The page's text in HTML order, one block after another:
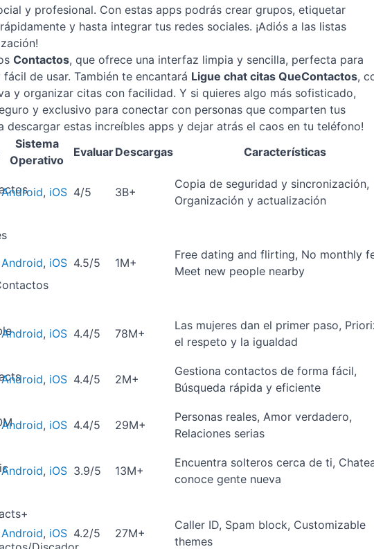
y profesional. Con estas apps podrás crear grupos, etiquetar
y hasta integrar tus redes sociales. ¡Adiós a las listas
Contactos, que ofrece una interfaz limpia y sencilla, perfecta para
de usar. También te encantará Ligue chat citas QueContactos,
y organizar citas con facilidad. Y si quieres algo más sofisticado,
y exclusivo para conectar con personas que comparten tus
descargar estas increíbles apps y dejar atrás el caos en tu teléfono!
Sistema
Operativo
EvaluarDescargas Características
Android, iOS 4/5 3B+
Copia de seguridad y sincronización,
Organización y actualización
Android, iOS 4.5/5 1M+
Free dating and flirting, No monthly
Meet new people nearby
Android, iOS 4.4/5 78M+
Las mujeres dan el primer paso,
el respeto y la igualdad
Android, iOS 4.4/5 2M+
Gestiona contactos de forma fácil,
Búsqueda rápida y eficiente
Android, iOS 4.4/5 29M+
Personas reales, Amor verdadero,
Relaciones serias
Android, iOS 3.9/5 13M+
Encuentra solteros cerca de ti,
conoce gente nueva
Android, iOS 4.2/5 27M+
Caller ID, Spam block, Customizable
themes